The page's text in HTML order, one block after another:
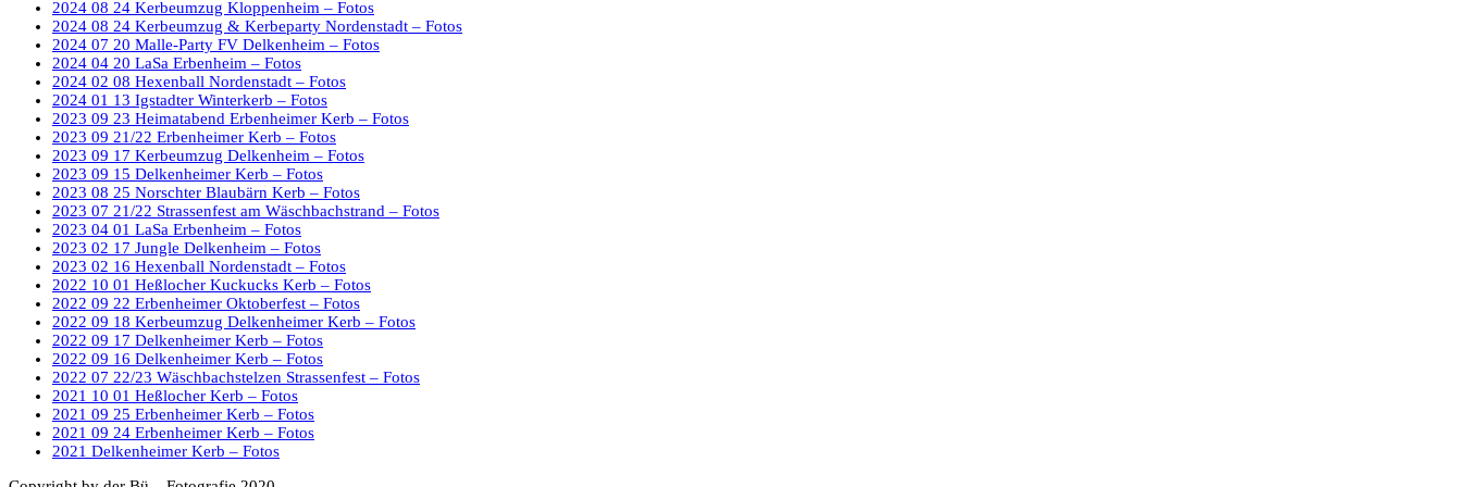
2024 08 24 Kerbeumzug Kloppenheim – Fotos
2024 08 24 Kerbeumzug & Kerbeparty Nordenstadt – Fotos
2024 07 20 Malle-Party FV Delkenheim – Fotos
2024 04 20 LaSa Erbenheim – Fotos
2024 02 08 Hexenball Nordenstadt – Fotos
2024 01 13 Igstadter Winterkerb – Fotos
2023 09 23 Heimatabend Erbenheimer Kerb – Fotos
2023 09 21/22 Erbenheimer Kerb – Fotos
2023 09 17 Kerbeumzug Delkenheim – Fotos
2023 09 15 Delkenheimer Kerb – Fotos
2023 08 25 Norschter Blaubärn Kerb – Fotos
2023 07 21/22 Strassenfest am Wäschbachstrand – Fotos
2023 04 01 LaSa Erbenheim – Fotos
2023 02 17 Jungle Delkenheim – Fotos
2023 02 16 Hexenball Nordenstadt – Fotos
2022 10 01 Heßlocher Kuckucks Kerb – Fotos
2022 09 22 Erbenheimer Oktoberfest – Fotos
2022 09 18 Kerbeumzug Delkenheimer Kerb – Fotos
2022 09 17 Delkenheimer Kerb – Fotos
2022 09 16 Delkenheimer Kerb – Fotos
2022 07 22/23 Wäschbachstelzen Strassenfest – Fotos
2021 10 01 Heßlocher Kerb – Fotos
2021 09 25 Erbenheimer Kerb – Fotos
2021 09 24 Erbenheimer Kerb – Fotos
2021 Delkenheimer Kerb – Fotos